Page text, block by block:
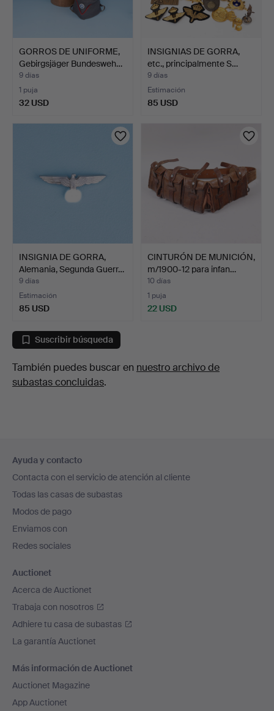
GORROS DE UNIFORME,
Gebirgsjäger Bundesweh…
9 días
1 puja
32 USD
INSIGNIAS DE GORRA,
etc., principalmente S…
9 días
Estimación
85 USD
INSIGNIA DE GORRA,
Alemania, Segunda Guerr…
9 días
Estimación
85 USD
CINTURÓN DE MUNICIÓN,
m/1900-12 para infan…
10 días
1 puja
22 USD
Suscribir búsqueda
También puedes buscar en nuestro archivo de
subastas concluidas.
en
el
pie
de
página
Ayuda y contacto
Contacta con el servicio de atención al cliente
Todas las casas de subastas
Modos de pago
Enviamos con
Redes sociales
Auctionet
Acerca de Auctionet
Trabaja con nosotros
Adhiere tu casa de subastas
La garantía Auctionet
Más información de Auctionet
Auctionet Magazine
App Auctionet